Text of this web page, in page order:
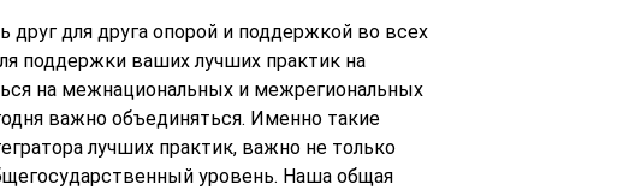
для друга опорой и поддержкой во всех
поддержки ваших лучших практик на
на межнациональных и межрегиональных
важно объединяться. Именно такие
лучших практик, важно не только
уровень. Наша общая